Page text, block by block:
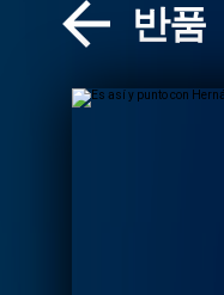
반품